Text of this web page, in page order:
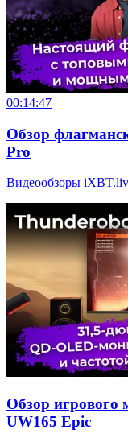
00:14:47
Обзор
Pro
Видеообзоры
Обзор игрового
UW165 Epic